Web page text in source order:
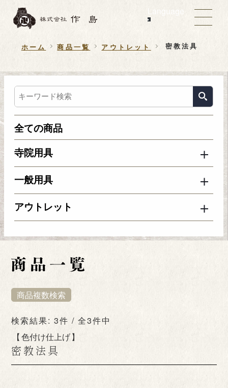
Language
ホーム 商品一覧 アウトレット 密教法具
全ての商品
寺院用具
一般用具
アウトレット
商品複数検索
密教法具
色付け仕上げ
検索結果: 3件 / 全3件中